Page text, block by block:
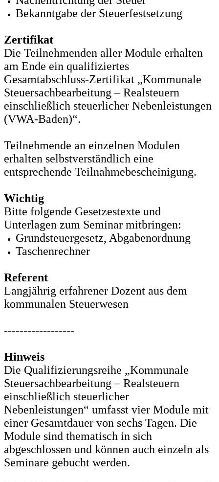
Bekanntgabe der Steuerfestsetzung
Zertifikat
Die Teilnehmenden aller Module erhalten
am Ende ein qualifiziertes
Gesamtabschluss-Zertifikat „Kommunale
Steuersachbearbeitung – Realsteuern
einschließlich steuerlicher Nebenleistungen
(VWA-Baden)“.
Teilnehmende an einzelnen Modulen
erhalten selbstverständlich eine
entsprechende Teilnahmebescheinigung.
Wichtig
Bitte folgende Gesetzestexte und
Unterlagen zum Seminar mitbringen:
Grundsteuergesetz, Abgabenordnung
Taschenrechner
Referent
Langjährig erfahrener Dozent aus dem
kommunalen Steuerwesen
------------------
Hinweis
Die Qualifizierungsreihe „Kommunale
Steuersachbearbeitung – Realsteuern
einschließlich steuerlicher
Nebenleistungen“ umfasst vier Module mit
einer Gesamtdauer von sechs Tagen. Die
Module sind thematisch in sich
abgeschlossen und können auch einzeln als
Seminare gebucht werden.